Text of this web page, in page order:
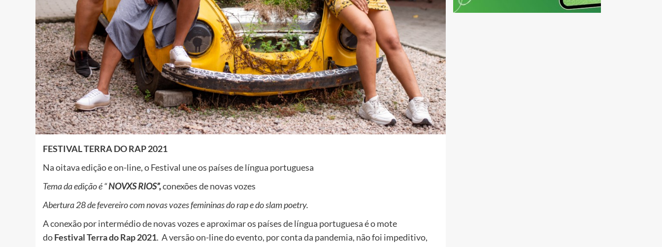
FESTIVAL TERRA DO RAP 2021
Na oitava edição e on-line, o Festival une os países de língua portuguesa
Tema da edição é “NOVXS RIOS”,conexões de novas vozes
Abertura 28 de fevereiro com novas vozes femininas do rap e do slam poetry.
A conexão por intermédio de novas vozes e aproximar os países de língua portuguesa é o mote
doFestival Terra do Rap 2021. A versão on-line do evento, por conta da pandemia, não foi impeditivo,